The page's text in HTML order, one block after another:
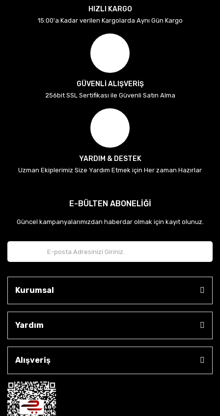
HIZLI KARGO
15:00'a Kadar verilen Kargolarda Aynı Gün Kargo
GÜVENLİ ALIŞVERİŞ
256bit SSL Sertifikası ile Güvenli Satın Alma
YARDIM & DESTEK
Uzman Ekiplerimiz Size Yardım Etmek için Her zaman Hazırlar
E-BÜLTEN ABONELİĞİ
Güncel kampanyalarımızdan haberdar olmak için kayıt olunuz.
Kurumsal
Yardım
Alışveriş